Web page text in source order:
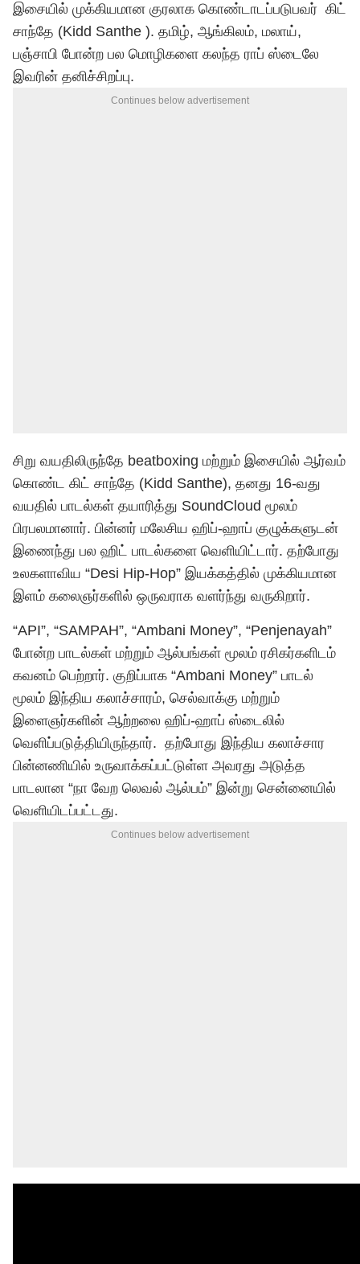
இசையில் முக்கியமான குரலாக கொண்டாடப்படுபவர் கிட்
சாந்தே (Kidd Santhe ). தமிழ், ஆங்கிலம், மலாய்,
பஞ்சாபி போன்ற பல மொழிகளை கலந்த ராப் ஸ்டைலே
இவரின் தனிச்சிறப்பு.
Continues below advertisement
சிறு வயதிலிருந்தே beatboxing மற்றும் இசையில் ஆர்வம்
கொண்ட கிட் சாந்தே (Kidd Santhe), தனது 16-வது
வயதில் பாடல்கள் தயாரித்து SoundCloud மூலம்
பிரபலமானார். பின்னர் மலேசிய ஹிப்-ஹாப் குழுக்களுடன்
இணைந்து பல ஹிட் பாடல்களை வெளியிட்டார். தற்போது
உலகளாவிய “Desi Hip-Hop” இயக்கத்தில் முக்கியமான
இளம் கலைஞர்களில் ஒருவராக வளர்ந்து வருகிறார்.
“API”, “SAMPAH”, “Ambani Money”, “Penjenayah”
போன்ற பாடல்கள் மற்றும் ஆல்பங்கள் மூலம் ரசிகர்களிடம்
கவனம் பெற்றார். குறிப்பாக “Ambani Money” பாடல்
மூலம் இந்திய கலாச்சாரம், செல்வாக்கு மற்றும்
இளைஞர்களின் ஆற்றலை ஹிப்-ஹாப் ஸ்டைலில்
வெளிப்படுத்தியிருந்தார். தற்போது இந்திய கலாச்சார
பின்னணியில் உருவாக்கப்பட்டுள்ள அவரது அடுத்த
பாடலான “நா வேற லெவல் ஆல்பம்” இன்று சென்னையில்
வெளியிடப்பட்டது.
Continues below advertisement